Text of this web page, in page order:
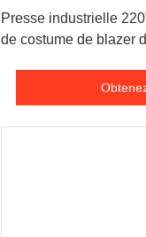
Presse industrielle
de costume de blazer